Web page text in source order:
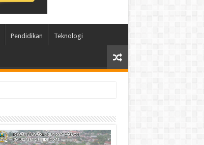
Pendidikan Teknologi